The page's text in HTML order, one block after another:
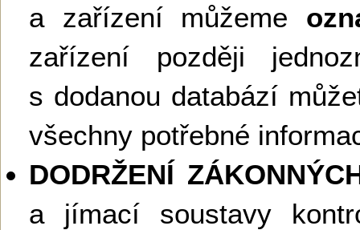
a zařízení můžeme
zařízení později
s dodanou databází
všechny potřebné
DODRŽENÍ
a jímací soustavy